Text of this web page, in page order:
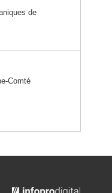
de
Comté